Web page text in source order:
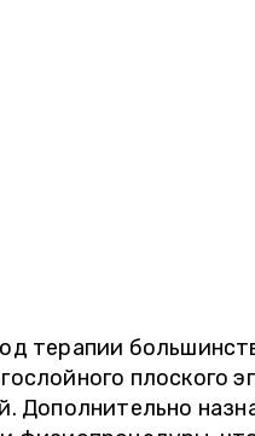
терапии
плоского
Дополнительно